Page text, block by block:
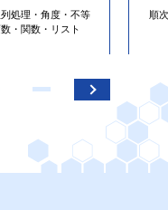
処理・角度・不等
・関数・リスト
順